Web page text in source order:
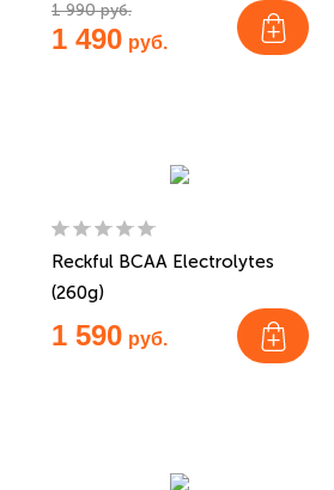
1 990 руб.
1 490 руб.
Reckful BCAA Electrolytes
(260g)
1 590 руб.